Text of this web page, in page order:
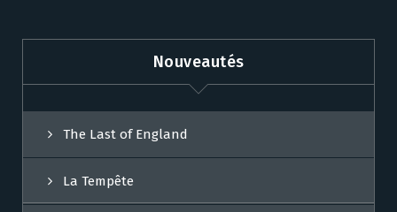
Nouveautés
The Last of England
La Tempête